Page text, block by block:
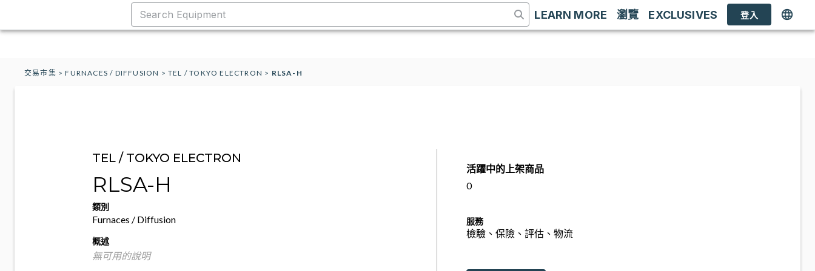
LEARN MORE 瀏覽 EXCLUSIVES 登入
交易市集 >FURNACES / DIFFUSION >TEL / TOKYO ELECTRON > RLSA-H
TEL / TOKYO ELECTRON
RLSA-H
類別
Furnaces / Diffusion
概述
無可用的說明
活躍中的上架商品
0
服務
檢驗、保險、評估、物流